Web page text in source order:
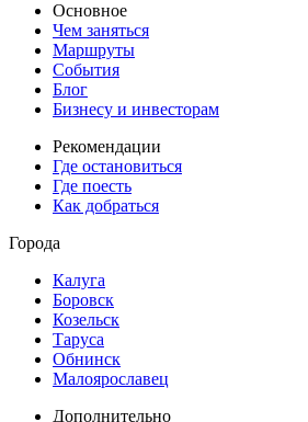
Основное
Чем заняться
Маршруты
События
Блог
Бизнесу и инвесторам
Рекомендации
Где остановиться
Где поесть
Как добраться
Города
Калуга
Боровск
Козельск
Таруса
Обнинск
Малоярославец
Дополнительно